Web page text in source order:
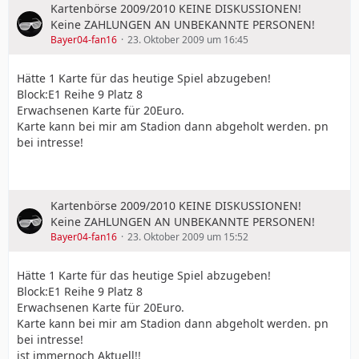
Kartenbörse 2009/2010 KEINE DISKUSSIONEN!
Keine ZAHLUNGEN AN UNBEKANNTE PERSONEN!
Bayer04-fan16 23. Oktober 2009 um 16:45
Hätte 1 Karte für das heutige Spiel abzugeben!
Block:E1 Reihe 9 Platz 8
Erwachsenen Karte für 20Euro.
Karte kann bei mir am Stadion dann abgeholt werden. pn
bei intresse!
Kartenbörse 2009/2010 KEINE DISKUSSIONEN!
Keine ZAHLUNGEN AN UNBEKANNTE PERSONEN!
Bayer04-fan16 23. Oktober 2009 um 15:52
Hätte 1 Karte für das heutige Spiel abzugeben!
Block:E1 Reihe 9 Platz 8
Erwachsenen Karte für 20Euro.
Karte kann bei mir am Stadion dann abgeholt werden. pn
bei intresse!
ist immernoch Aktuell!!